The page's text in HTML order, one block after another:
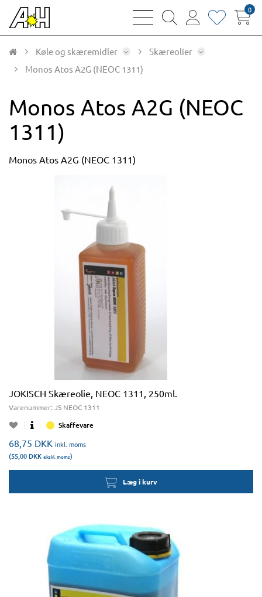
bars
magnifying
user
heart0
Køle og skæremidler
Skæreolier
Monos Atos A2G (NEOC 1311)
Monos Atos A2G (NEOC
1311)
Monos Atos A2G (NEOC 1311)
JOKISCH Skæreolie, NEOC 1311, 250ml.
Varenummer: JS NEOC 1311
Skaffevare
68,75 DKK inkl. moms
(55,00 DKK ekskl. moms)
Læg i kurv